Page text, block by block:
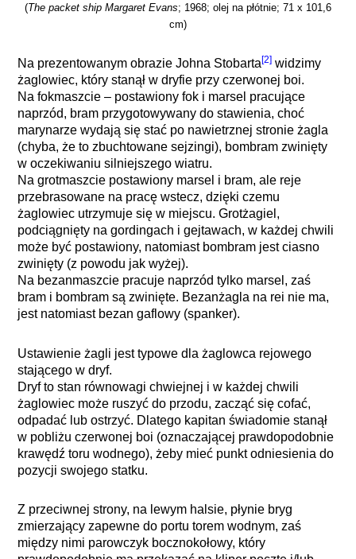
(The packet ship Margaret Evans; 1968; olej na płótnie; 71 x 101,6
cm)
Na prezentowanym obrazie Johna Stobarta[2] widzimy
żaglowiec, który stanął w dryfie przy czerwonej boi.
Na fokmaszcie – postawiony fok i marsel pracujące
naprzód, bram przygotowywany do stawienia, choć
marynarze wydają się stać po nawietrznej stronie żagla
(chyba, że to zbuchtowane sejzingi), bombram zwinięty
w oczekiwaniu silniejszego wiatru.
Na grotmaszcie postawiony marsel i bram, ale reje
przebrasowane na pracę wstecz, dzięki czemu
żaglowiec utrzymuje się w miejscu. Grotżagiel,
podciągnięty na gordingach i gejtawach, w każdej chwili
może być postawiony, natomiast bombram jest ciasno
zwinięty (z powodu jak wyżej).
Na bezanmaszcie pracuje naprzód tylko marsel, zaś
bram i bombram są zwinięte. Bezanżagla na rei nie ma,
jest natomiast bezan gaflowy (spanker).
Ustawienie żagli jest typowe dla żaglowca rejowego
stającego w dryf.
Dryf to stan równowagi chwiejnej i w każdej chwili
żaglowiec może ruszyć do przodu, zacząć się cofać,
odpadać lub ostrzyć. Dlatego kapitan świadomie stanął
w pobliżu czerwonej boi (oznaczającej prawdopodobnie
krawędź toru wodnego), żeby mieć punkt odniesienia do
pozycji swojego statku.
Z przeciwnej strony, na lewym halsie, płynie bryg
zmierzający zapewne do portu torem wodnym, zaś
między nimi parowczyk bocznokołowy, który